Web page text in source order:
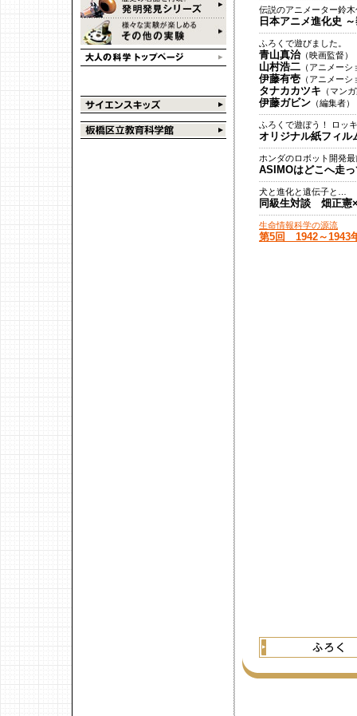
伝説のアニメーター鈴
日本アニメ進化史
ふろくで遊びました。
青山真治（映画監督）
山村浩二 （アニメー
伊藤有壱 （アニメー
タナカカツキ （マン
伊藤ガビン （編集者）
ふろくで遊ぼう！ ロッ
オリジナル紙フィル
ホンダのロボット開発
ASIMOはどこへ走
犬と進化と遺伝子と…
同級生対談 畑正憲
生命情報科学の源流
第5回 1942～1943